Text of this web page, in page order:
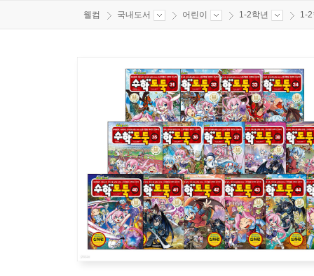
웰컴 국내도서 어린이 1-2학년 1-